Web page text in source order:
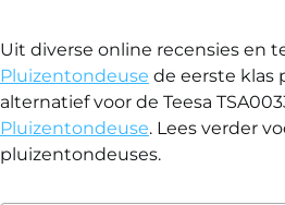
Uit diverse online recensies en
Pluizentondeuse de eerste klas
alternatief voor de Teesa
Pluizentondeuse. Lees verder
pluizentondeuses.